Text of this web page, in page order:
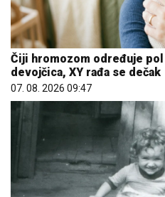
Čiji hromozom određuje pol
devojčica, XY rađa se dečak
07. 08. 2026 09:47